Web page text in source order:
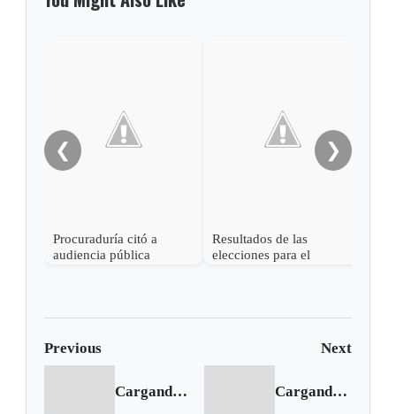
❮
Procuraduría citó a
audiencia pública
Resultados de las
elecciones para el
❯
Previous Next
Cargando anterior... Cargando siguiente...